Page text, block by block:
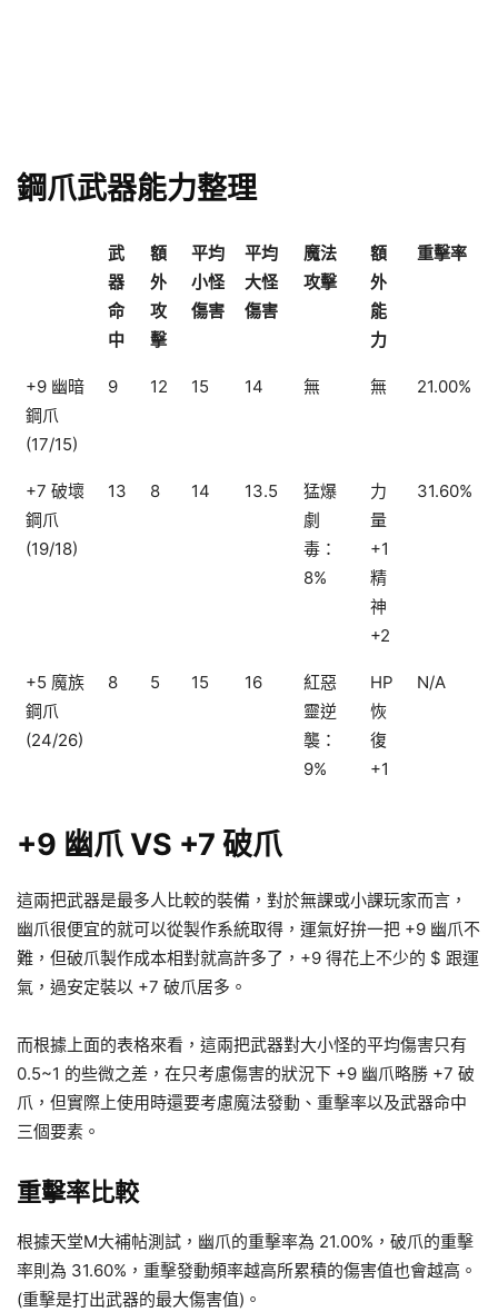
鋼爪武器能力整理
武
器
命
中
額
外
攻
擊
平均
小怪
傷害
平均
大怪
傷害
魔法
攻擊
額
外
能
力
重擊率
+9 幽暗
鋼爪
(17/15)
9 12 15 14 無 無 21.00%
+7 破壞
鋼爪
(19/18)
13 8 14 13.5
猛爆
劇
毒：
8%
力
量
+1
精
神
+2
31.60%
+5 魔族
鋼爪
(24/26)
8 5 15 16
紅惡
靈逆
襲：
9%
HP
恢
復
+1
N/A
+9 幽爪 VS +7 破爪
這兩把武器是最多人比較的裝備，對於無課或小課玩家而言，
幽爪很便宜的就可以從製作系統取得，運氣好拚一把 +9 幽爪不
難，但破爪製作成本相對就高許多了，+9 得花上不少的 $ 跟運
氣，過安定裝以 +7 破爪居多。
而根據上面的表格來看，這兩把武器對大小怪的平均傷害只有
0.5~1 的些微之差，在只考慮傷害的狀況下 +9 幽爪略勝 +7 破
爪，但實際上使用時還要考慮魔法發動、重擊率以及武器命中
三個要素。
重擊率比較
根據天堂M大補帖測試，幽爪的重擊率為 21.00%，破爪的重擊
率則為 31.60%，重擊發動頻率越高所累積的傷害值也會越高。
(重擊是打出武器的最大傷害值)。